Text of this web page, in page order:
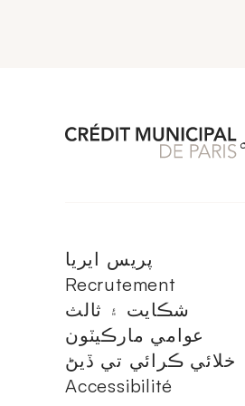
پريس ايريا
Recrutement
شڪايت ۽ ثالث
عوامي مارڪيٽون
خلائي ڪرائي تي ڏيڻ
Accessibilité